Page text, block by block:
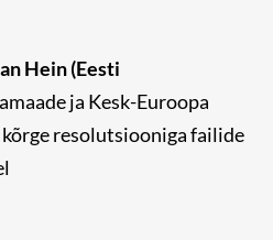
Hein (Eesti
ja Kesk-Euroopa
resolutsiooniga failide